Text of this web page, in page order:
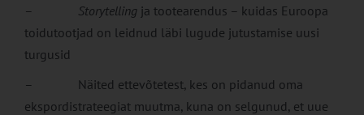
– Storytelling ja tootearendus – kuidas Euroopa
toidutootjad on leidnud läbi lugude jutustamise uusi
turgusid
– Näited ettevõtetest, kes on pidanud oma
ekspordistrateegiat muutma, kuna on selgunud, et uue